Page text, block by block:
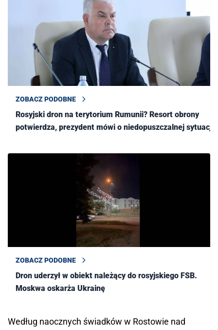
ZOBACZ PODOBNE
Rosyjski dron na terytorium Rumunii? Resort obrony
potwierdza, prezydent mówi o niedopuszczalnej sytuacji
ZOBACZ PODOBNE
Dron uderzył w obiekt należący do rosyjskiego FSB.
Moskwa oskarża Ukrainę
Według naocznych świadków w Rostowie nad